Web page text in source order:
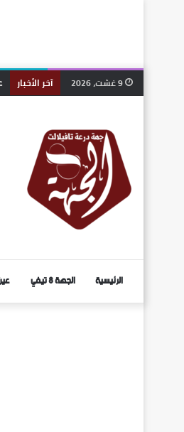
آخر الأخبار
الرئيسية الجهة 8 تيفي